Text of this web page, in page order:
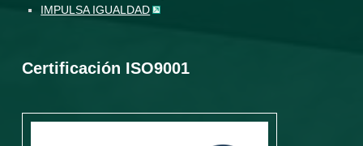
IMPULSA IGUALDAD
Certificación ISO9001